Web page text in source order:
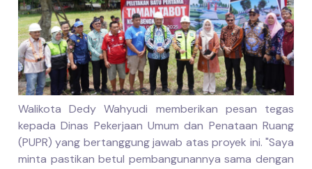
Walikota Dedy Wahyudi memberikan pesan tegas
kepada Dinas Pekerjaan Umum dan Penataan Ruang
(PUPR) yang bertanggung jawab atas proyek ini. "Saya
minta pastikan betul pembangunannya sama dengan